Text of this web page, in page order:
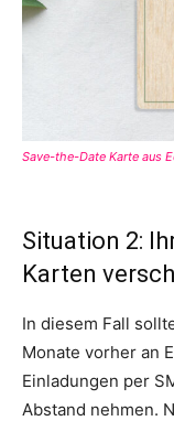
Save-the-Date Karte aus
Situation 2:
Karten
In diesem Fall
Monate vorher an
Einladungen per
Abstand nehmen.